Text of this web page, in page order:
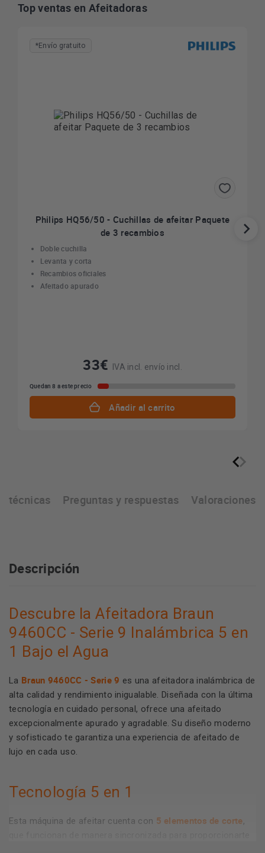
Top ventas en Afeitadoras
*Envío gratuito
Philips HQ56/50 - Cuchillas de afeitar Paquete
de 3 recambios
Doble cuchilla
Levanta y corta
Recambios oficiales
Afeitado apurado
33€ IVA incl. envío incl.
Quedan 8 a este precio
Añadir al carrito
técnicas Preguntas y respuestas Valoraciones
Descripción
Descubre la Afeitadora Braun
9460CC - Serie 9 Inalámbrica 5 en
1 Bajo el Agua
La Braun 9460CC - Serie 9 es una afeitadora inalámbrica de
alta calidad y rendimiento inigualable. Diseñada con la última
tecnología en cuidado personal, ofrece una afeitado
excepcionalmente apurado y agradable. Su diseño moderno
y sofisticado te garantiza una experiencia de afeitado de
lujo en cada uso.
Tecnología 5 en 1
Esta máquina de afeitar cuenta con 5 elementos de corte,